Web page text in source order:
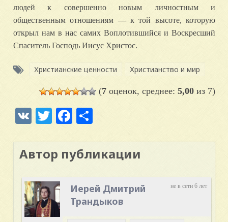
людей к совершенно новым личностным и
общественным отношениям — к той высоте, которую
открыл нам в нас самих Воплотившийся и Воскресший
Спаситель Господь Иисус Христос.
Христианские ценности Христианство и мир
(7 оценок, среднее: 5,00 из 7)
VK TwitterFacebook
Автор публикации
не в сети 6 лет
Иерей Дмитрий
Трандыков